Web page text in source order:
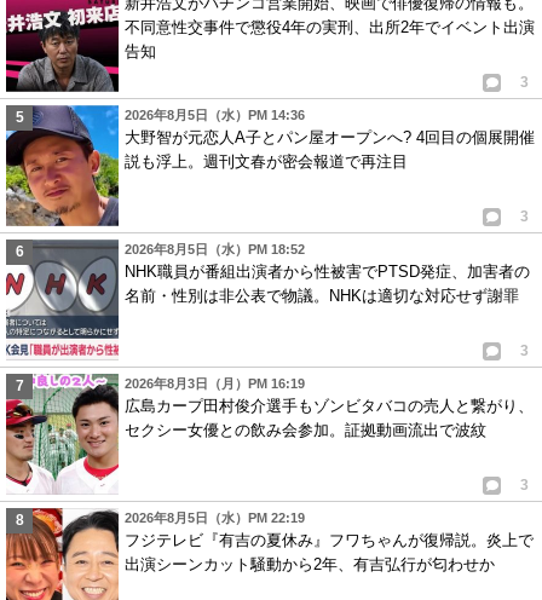
不同意性交事件で懲役4年の実刑、出所2年でイベント出演
告知
3
2026年8月5日（水）PM 14:36
大野智が元恋人A子とパン屋オープンへ? 4回目の個展開催
説も浮上。週刊文春が密会報道で再注目
3
2026年8月5日（水）PM 18:52
NHK職員が番組出演者から性被害でPTSD発症、加害者の
名前・性別は非公表で物議。NHKは適切な対応せず謝罪
3
2026年8月3日（月）PM 16:19
広島カープ田村俊介選手もゾンビタバコの売人と繋がり、
セクシー女優との飲み会参加。証拠動画流出で波紋
3
2026年8月5日（水）PM 22:19
フジテレビ『有吉の夏休み』フワちゃんが復帰説。炎上で
出演シーンカット騒動から2年、有吉弘行が匂わせか